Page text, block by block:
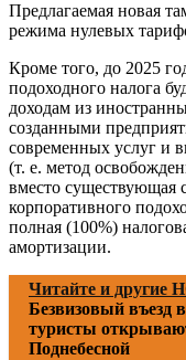
Предлагаемая новая
режима нулевых
Кроме того, до 2025
подоходного налога
доходам из
созданными
современных услуг и
(т. е. метод
вместо существующая
корпоративного
полная (100%)
амортизации.
Читайте и
Безвизовый въезд
туристы
Поднебесной